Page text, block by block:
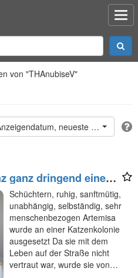
von "THAnubiseV"
neueste oben
ganz dringend einen
Zuhause)!
Schüchtern, ruhig, sanftmütig,
unabhängig, selbständig, sehr
menschenbezogen Artemisa
wurde an einer Katzenkolonie
ausgesetzt Da sie mit dem
Leben auf der Straße nicht
vertraut war, wurde sie von…